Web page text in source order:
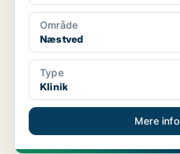
Område
Næstved
Type
Klinik
Mere info